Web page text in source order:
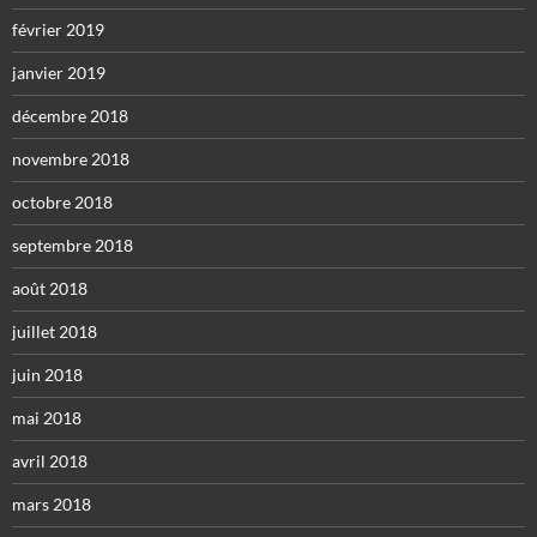
février 2019
janvier 2019
décembre 2018
novembre 2018
octobre 2018
septembre 2018
août 2018
juillet 2018
juin 2018
mai 2018
avril 2018
mars 2018